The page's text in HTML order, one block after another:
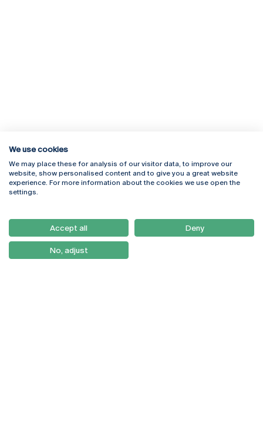
Rua Diogo Botelho 1327
4169-005 Porto
+351 226 196 240
Campus Online
Webmail
Como Chegar
Newsletter
We use cookies
We may place these for analysis of our visitor data, to improve our
website, show personalised content and to give you a great website
experience. For more information about the cookies we use open the
settings.
Accept all Deny
No, adjust